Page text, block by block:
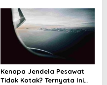
Kenapa Jendela Pesawat
Tidak Kotak? Ternyata Ini